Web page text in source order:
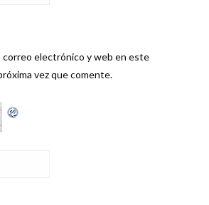
correo electrónico y web en este
vez que comente.